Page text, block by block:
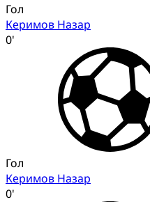
Гол
Керимов Назар
0'
Гол
Керимов Назар
0'